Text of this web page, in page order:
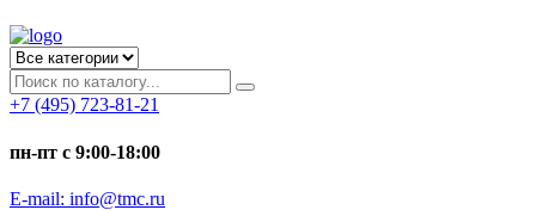
+7 (495) 723-81-21
пн-пт с 9:00-18:00
E-mail: info@tmc.ru